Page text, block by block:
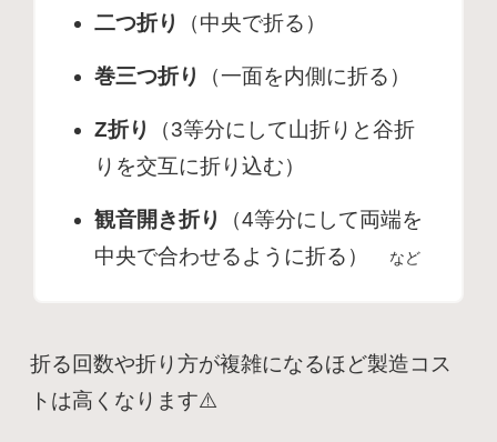
二つ折り （中央で折る）
巻三つ折り （一面を内側に折る）
Z折り
（3等分にして山折りと谷折
りを交互に折り込む）
観音開き折り
（4等分にして両端を
中央で合わせるように折る）
など
折る回数や折り方が複雑になるほど製造コス
トは高くなります⚠️